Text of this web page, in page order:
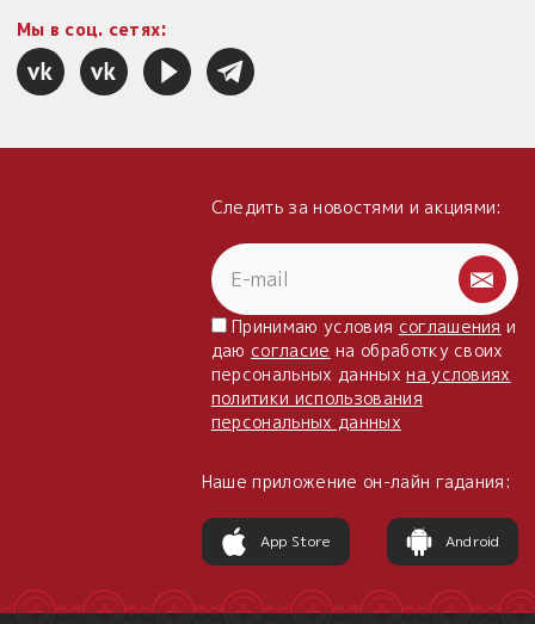
Мы в соц. сетях:
Следить за новостями и акциями:
Принимаю условия соглашения и
даю согласие на обработку своих
персональных данныхна условиях
политики использования
персональных данных
Наше приложение он-лайн гадания:
App Store Android